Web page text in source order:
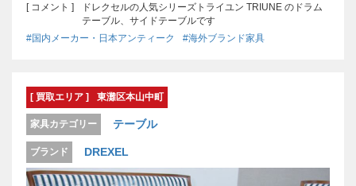
[ コメント ]
ドレクセルの人気シリーズトライユン TRIUNE のドラム
テーブル、サイドテーブルです
#国内メーカー・日本アンティーク
#海外ブランド家具
[ 買取エリア ] 東灘区本山中町
家具カテゴリー テーブル
ブランド DREXEL